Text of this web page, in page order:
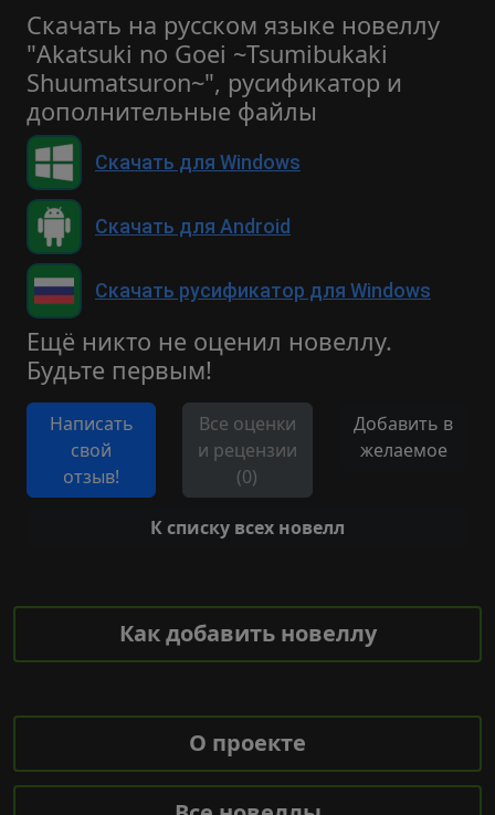
Скачать на русском языке новеллу
"Akatsuki no Goei ~Tsumibukaki
Shuumatsuron~", русификатор и
дополнительные файлы
Скачать для Windows
Скачать для Android
Скачать русификатор для Windows
Ещё никто не оценил новеллу.
Будьте первым!
Написать
свой
отзыв!
Все оценки
и рецензии
(0)
Добавить в
желаемое
К списку всех новелл
Как добавить новеллу
О проекте